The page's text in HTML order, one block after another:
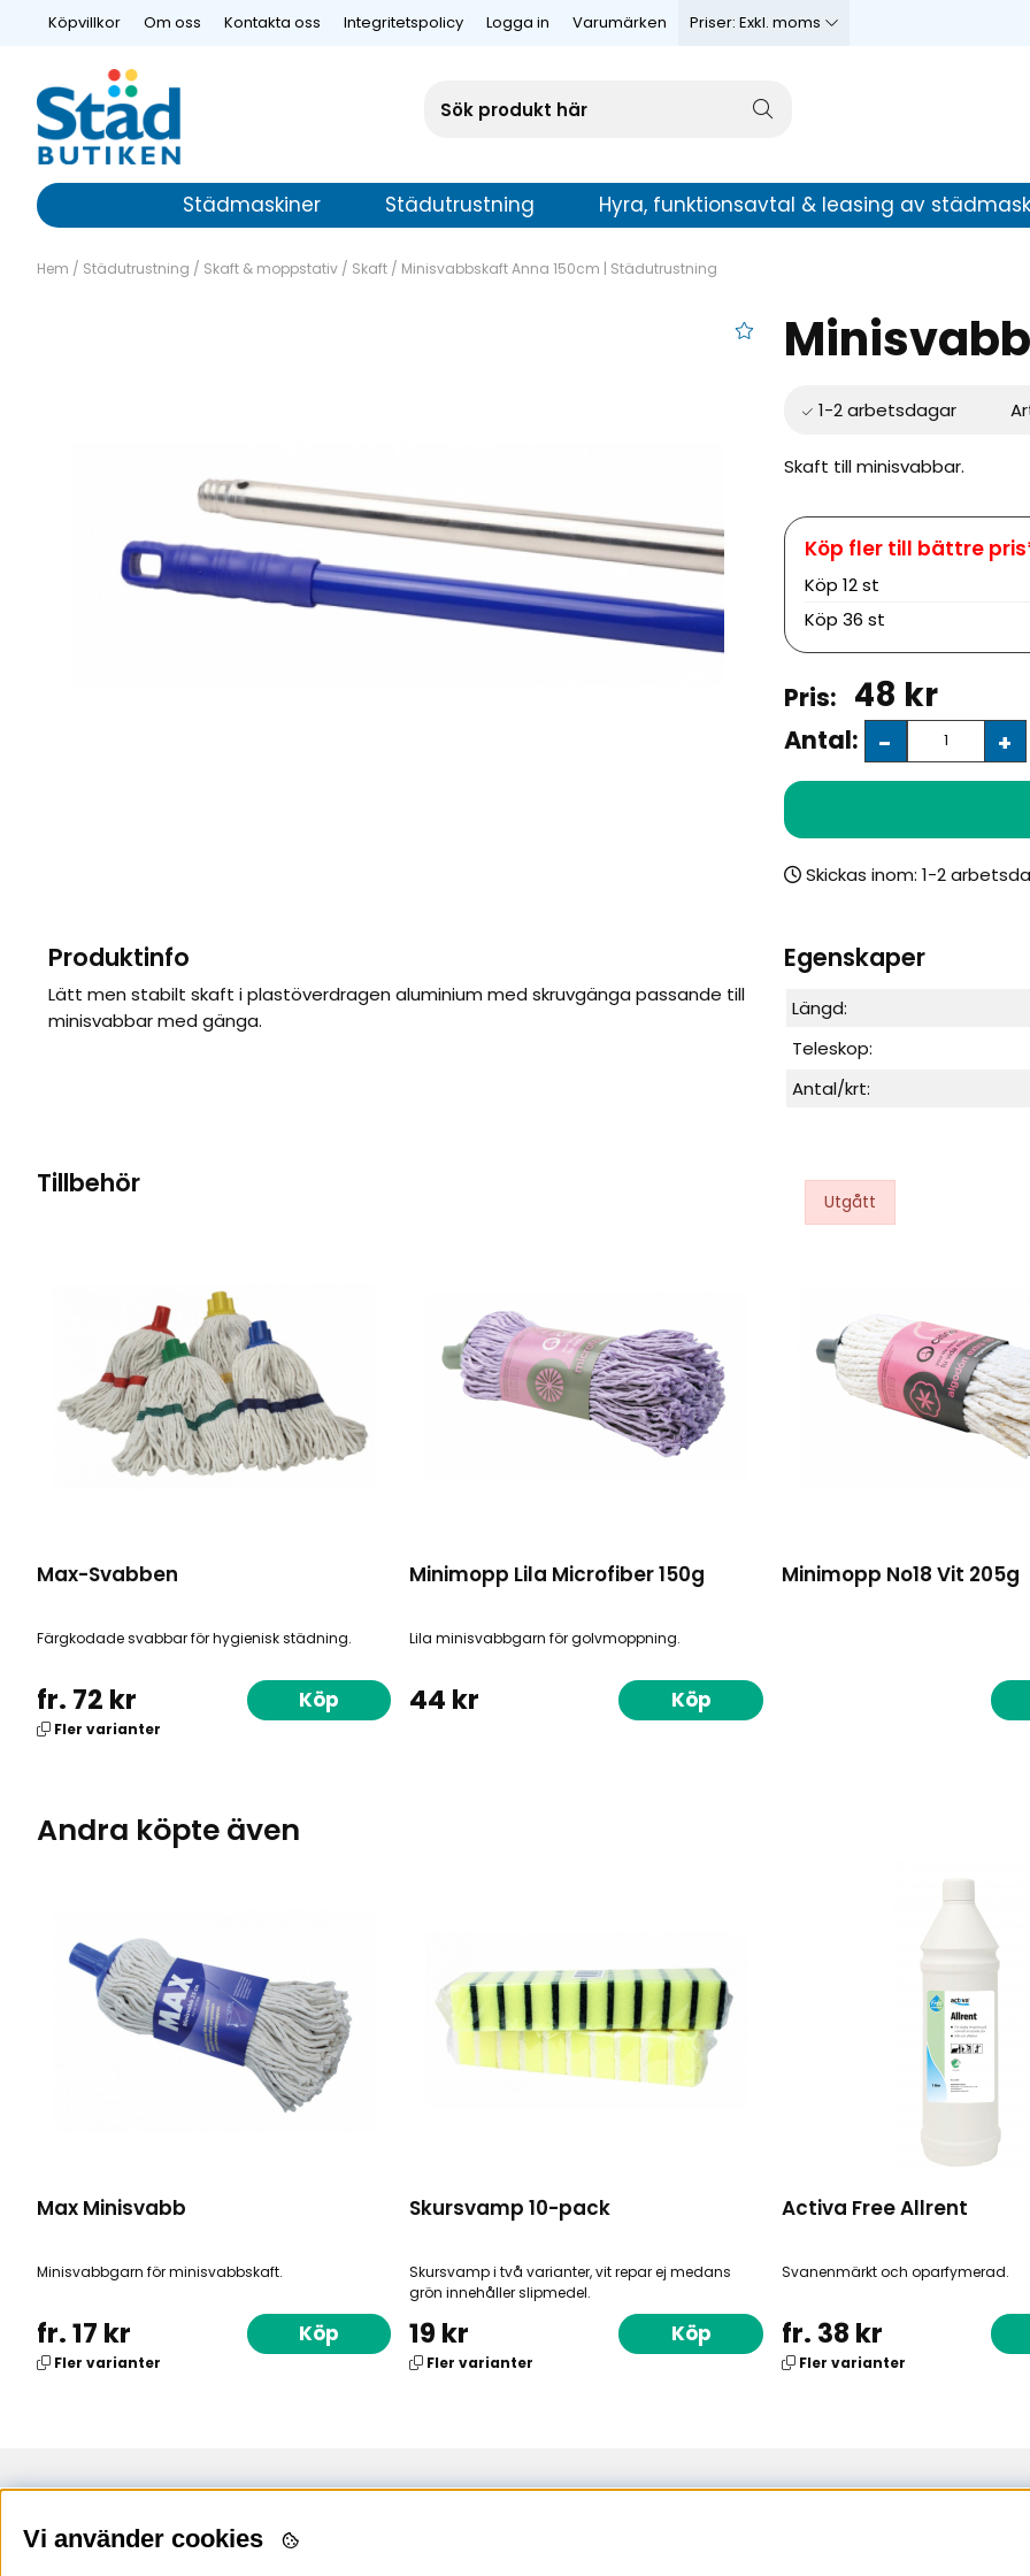
Köpvillkor Om oss Kontakta oss Integritetspolicy Logga in Varumärken Priser: Exkl. moms
Städmaskiner Städutrustning Hyra, funktionsavtal & leasing av
Hem / Städutrustning / Skaft & moppstativ / Skaft / Minisvabbskaft Anna 150cm | Städutrustning
Skaft till minisvabbar.
Köp 12 st
Köp 36 st
48 kr
Antal: +
-
Skickas inom:
Produktinfo
Lätt men stabilt skaft i plastöverdragen aluminium med skruvgänga passande till
minisvabbar med gänga.
Egenskaper
Längd:
Teleskop:
Antal/krt:
Tillbehör
Max-Svabben
Färgkodade svabbar för hygienisk städning.
fr. 72 kr
Fler varianter
Köp
Minimopp Lila Microfiber 150g
Lila minisvabbgarn för golvmoppning.
44 kr Köp
Minimopp No18 Vit 205g
Andra köpte även
Max Minisvabb
Minisvabbgarn för minisvabbskaft.
fr. 17 kr
Fler varianter
Köp
Skursvamp 10-pack
Skursvamp i två varianter, vit repar ej medans
grön innehåller slipmedel.
19 kr
Fler varianter
Köp
Activa Free Allrent
Svanenmärkt och oparfymerad.
fr. 38 kr
Fler varianter
Arkgatan 4
Vi använder cookies